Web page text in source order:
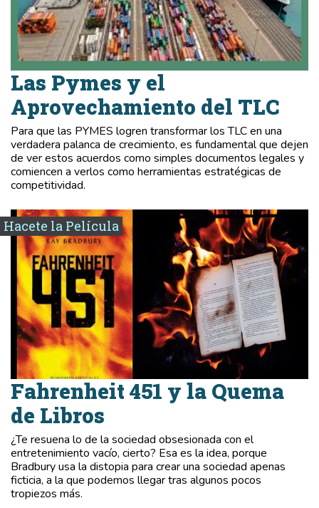
Las Pymes y el
Aprovechamiento del TLC
Para que las PYMES logren transformar los TLC en una
verdadera palanca de crecimiento, es fundamental que dejen
de ver estos acuerdos como simples documentos legales y
comiencen a verlos como herramientas estratégicas de
competitividad.
Hacete la Película
Fahrenheit 451 y la Quema
de Libros
¿Te resuena lo de la sociedad obsesionada con el
entretenimiento vacío, cierto? Esa es la idea, porque
Bradbury usa la distopia para crear una sociedad apenas
ficticia, a la que podemos llegar tras algunos pocos
tropiezos más.